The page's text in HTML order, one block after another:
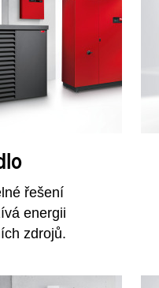
řešení
energii
zdrojů.